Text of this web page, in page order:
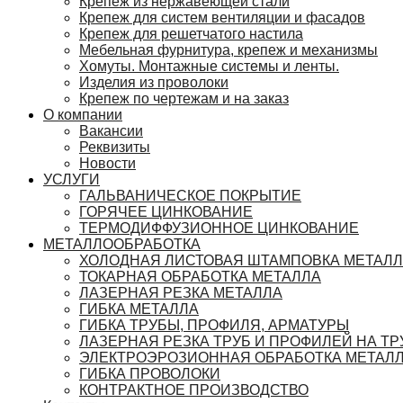
Крепеж для систем вентиляции и фасадов
Крепеж для решетчатого настила
Мебельная фурнитура, крепеж и механизмы
Хомуты. Монтажные системы и ленты.
Изделия из проволоки
Крепеж по чертежам и на заказ
О компании
Вакансии
Реквизиты
Новости
УСЛУГИ
ГАЛЬВАНИЧЕСКОЕ ПОКРЫТИЕ
ГОРЯЧЕЕ ЦИНКОВАНИЕ
ТЕРМОДИФФУЗИОННОЕ ЦИНКОВАНИЕ
МЕТАЛЛООБРАБОТКА
ХОЛОДНАЯ ЛИСТОВАЯ ШТАМПОВКА
ТОКАРНАЯ ОБРАБОТКА МЕТАЛЛА
ЛАЗЕРНАЯ РЕЗКА МЕТАЛЛА
ГИБКА МЕТАЛЛА
ГИБКА ТРУБЫ, ПРОФИЛЯ, АРМАТУРЫ
ЛАЗЕРНАЯ РЕЗКА ТРУБ И ПРОФИЛЕЙ НА
ЭЛЕКТРОЭРОЗИОННАЯ ОБРАБОТКА
ГИБКА ПРОВОЛОКИ
КОНТРАКТНОЕ ПРОИЗВОДСТВО